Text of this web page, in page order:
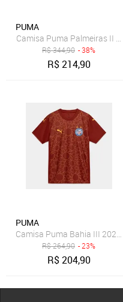
PUMA
Camisa Puma Palmeiras II
R$344,90 - 38%
R$214,90
PUMA
Camisa Puma Bahia III
R$264,90 - 23%
R$204,90